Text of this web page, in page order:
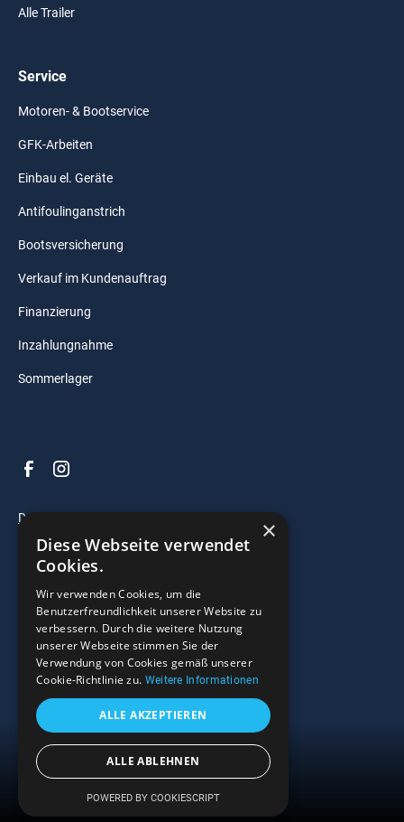
Menü
Alle Trailer
Service
Motoren- & Bootservice
GFK-Arbeiten
Einbau el. Geräte
Antifoulinganstrich
Bootsversicherung
Verkauf im Kundenauftrag
Finanzierung
Inzahlungnahme
Sommerlager
© 2025 Razzo Bootscenter. All right reserved.
Datenschutz
Impressum
Widerrufsrecht
×
Diese Webseite verwendet
Cookies.
Wir verwenden Cookies, um die
Benutzerfreundlichkeit unserer Website zu
verbessern. Durch die weitere Nutzung
unserer Webseite stimmen Sie der
Verwendung von Cookies gemäß unserer
Cookie-Richtlinie zu. Weitere Informationen
ALLE AKZEPTIEREN
ALLE ABLEHNEN
POWERED BY COOKIESCRIPT